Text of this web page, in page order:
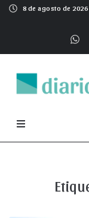
8 de agosto de 2026